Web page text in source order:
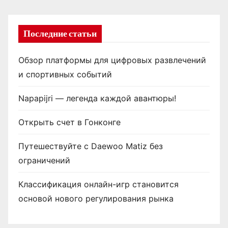
Последние статьи
Обзор платформы для цифровых развлечений
и спортивных событий
Napapijri — легенда каждой авантюры!
Открыть счет в Гонконге
Путешествуйте с Daewoo Matiz без
ограничений
Классификация онлайн-игр становится
основой нового регулирования рынка